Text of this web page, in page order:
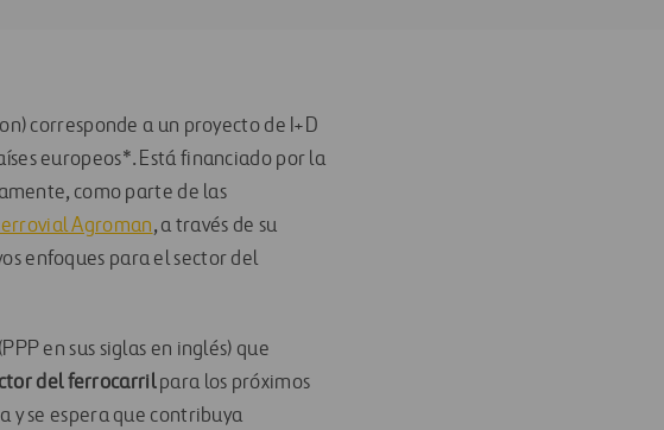
corresponde a un proyecto de I+D
europeos*. Está financiado por la
como parte de las
Agroman, a través de su
enfoques para el sector del
en sus siglas en inglés) que
del ferrocarrilpara los próximos
y se espera que contribuya